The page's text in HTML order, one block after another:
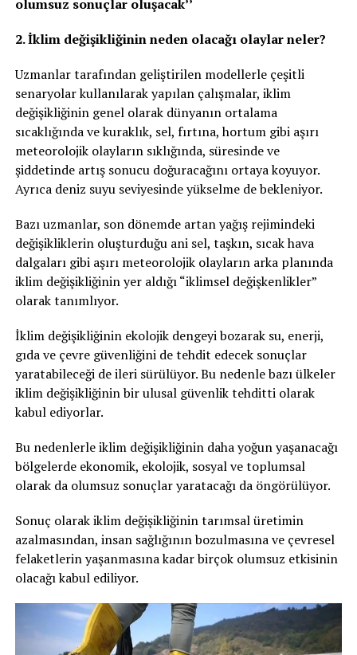
olumsuz sonuçlar oluşacak’’
2. İklim değişikliğinin neden olacağı olaylar neler?
Uzmanlar tarafından geliştirilen modellerle çeşitli
senaryolar kullanılarak yapılan çalışmalar, iklim
değişikliğinin genel olarak dünyanın ortalama
sıcaklığında ve kuraklık, sel, fırtına, hortum gibi aşırı
meteorolojik olayların sıklığında, süresinde ve
şiddetinde artış sonucu doğuracağını ortaya koyuyor.
Ayrıca deniz suyu seviyesinde yükselme de bekleniyor.
Bazı uzmanlar, son dönemde artan yağış rejimindeki
değişikliklerin oluşturduğu ani sel, taşkın, sıcak hava
dalgaları gibi aşırı meteorolojik olayların arka planında
iklim değişikliğinin yer aldığı “iklimsel değişkenlikler”
olarak tanımlıyor.
İklim değişikliğinin ekolojik dengeyi bozarak su, enerji,
gıda ve çevre güvenliğini de tehdit edecek sonuçlar
yaratabileceği de ileri sürülüyor. Bu nedenle bazı ülkeler
iklim değişikliğinin bir ulusal güvenlik tehditti olarak
kabul ediyorlar.
Bu nedenlerle iklim değişikliğinin daha yoğun yaşanacağı
bölgelerde ekonomik, ekolojik, sosyal ve toplumsal
olarak da olumsuz sonuçlar yaratacağı da öngörülüyor.
Sonuç olarak iklim değişikliğinin tarımsal üretimin
azalmasından, insan sağlığının bozulmasına ve çevresel
felaketlerin yaşanmasına kadar birçok olumsuz etkisinin
olacağı kabul ediliyor.